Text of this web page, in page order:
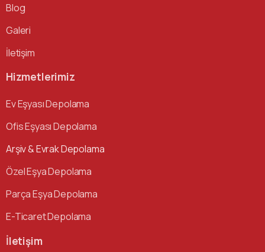
Blog
Galeri
İletişim
Hizmetlerimiz
Ev Eşyası Depolama
Ofis Eşyası Depolama
Arşiv & Evrak Depolama
Özel Eşya Depolama
Parça Eşya Depolama
E-Ticaret Depolama
İletişim